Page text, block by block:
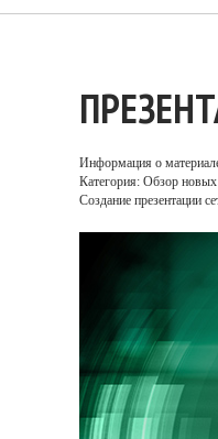
Информация о
Категория: Обзор новых
Создание презентации